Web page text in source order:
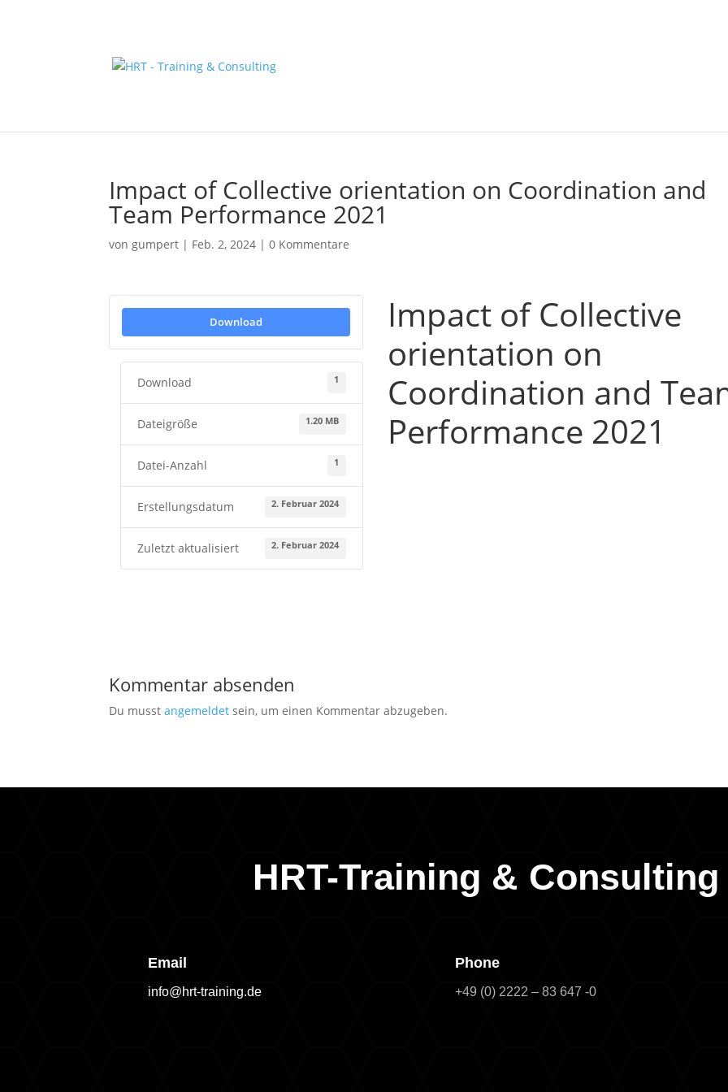
Impact of Collective orientation on Coordination and
Team Performance 2021
vongumpert | Feb. 2, 2024 |0 Kommentare
Download
Download 1
Dateigröße 1.20 MB
Datei-Anzahl 1
Erstellungsdatum 2. Februar 2024
Zuletzt aktualisiert 2. Februar 2024
Impact of Collective
orientation on
Coordination and
Performance 2021
Kommentar absenden
Du musstangemeldet sein, um einen Kommentar abzugeben.
HRT-Training & Consulting
Email
info@hrt-training.de
Phone
+49 (0) 2222 – 83 647 -0